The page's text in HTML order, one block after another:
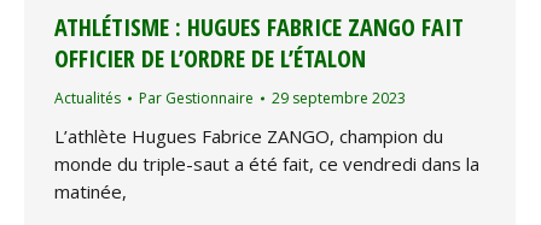
ATHLÉTISME : HUGUES FABRICE ZANGO FAIT
OFFICIER DE L’ORDRE DE L’ÉTALON
Actualités Par Gestionnaire 29 septembre 2023
L’athlète Hugues Fabrice ZANGO, champion du
monde du triple-saut a été fait, ce vendredi dans la
matinée,